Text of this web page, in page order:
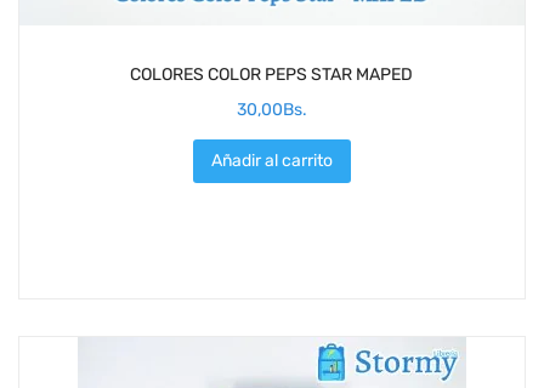
COLORES COLOR PEPS STAR MAPED
30,00Bs.
Añadir al carrito